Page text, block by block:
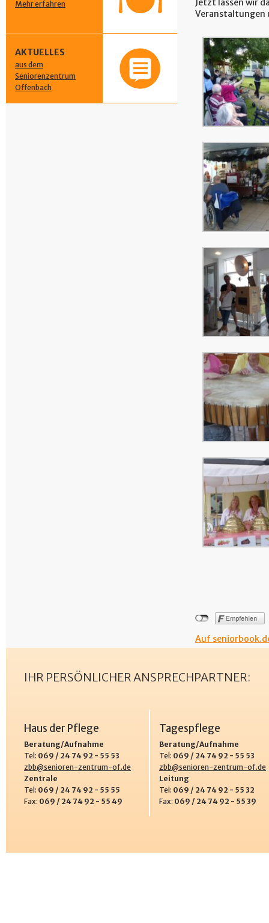
Mehr erfahren
AKTUELLES
aus dem
Seniorenzentrum
Offenbach
Jetzt lassen wir
Veranstaltungen
Auf
IHR PERSÖNLICHER ANSPRECHPARTNER:
Haus der Pflege
Beratung/Aufnahme
Tel: 069 / 24 74 92 - 55 53
zbb@senioren-zentrum-of.de
Zentrale
Tel: 069 / 24 74 92 - 55 55
Fax: 069 / 24 74 92 - 55 49
Tagespflege
Beratung/Aufnahme
Tel: 069 / 24 74 92 - 55 53
zbb@senioren-zentrum-of.de
Leitung
Tel: 069 / 24 74 92 - 55 32
Fax: 069 / 24 74 92 - 55 39